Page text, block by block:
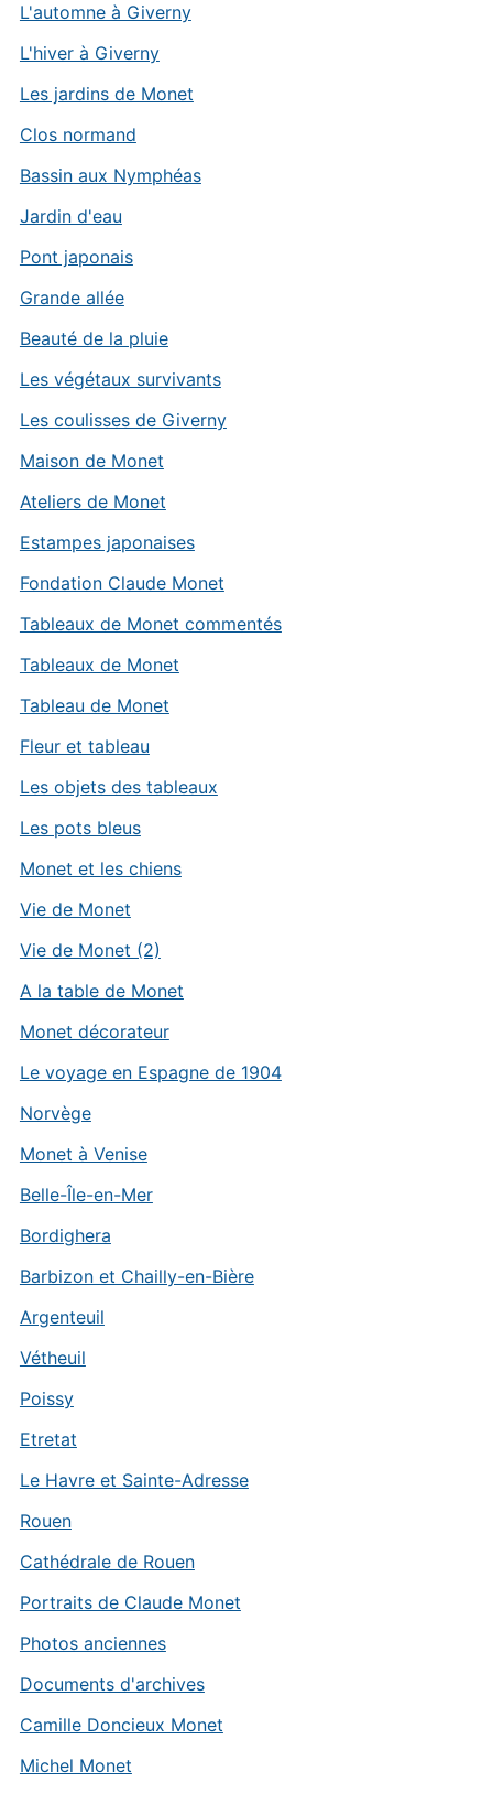
L'automne à Giverny
L'hiver à Giverny
Les jardins de Monet
Clos normand
Bassin aux Nymphéas
Jardin d'eau
Pont japonais
Grande allée
Beauté de la pluie
Les végétaux survivants
Les coulisses de Giverny
Maison de Monet
Ateliers de Monet
Estampes japonaises
Fondation Claude Monet
Tableaux de Monet commentés
Tableaux de Monet
Tableau de Monet
Fleur et tableau
Les objets des tableaux
Les pots bleus
Monet et les chiens
Vie de Monet
Vie de Monet (2)
A la table de Monet
Monet décorateur
Le voyage en Espagne de 1904
Norvège
Monet à Venise
Belle-Île-en-Mer
Bordighera
Barbizon et Chailly-en-Bière
Argenteuil
Vétheuil
Poissy
Etretat
Le Havre et Sainte-Adresse
Rouen
Cathédrale de Rouen
Portraits de Claude Monet
Photos anciennes
Documents d'archives
Camille Doncieux Monet
Michel Monet